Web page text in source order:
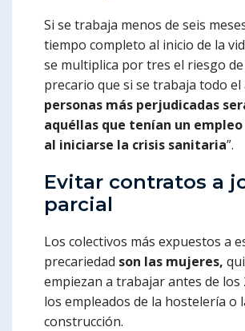
Si se trabaja menos de seis
tiempo completo al inicio de la
se multiplica por tres el riesgo
precario que si se trabaja todo el
personas más perjudicadas
aquéllas que tenían un
al iniciarse la crisis sanitaria”.
Evitar contratos a
parcial
Los colectivos más expuestos a
precariedad son las mujeres,
empiezan a trabajar antes de los
los empleados de la hostelería o
construcción.